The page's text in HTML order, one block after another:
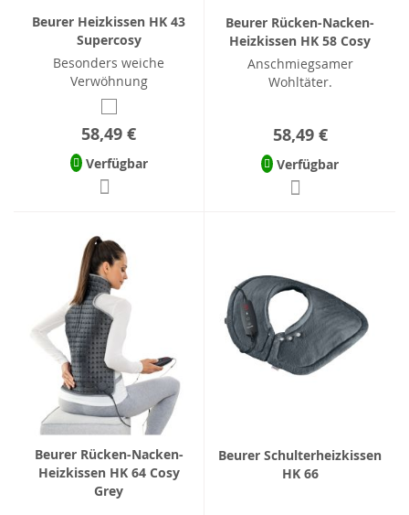
Beurer Heizkissen HK 43
Supercosy
Besonders weiche
Verwöhnung
58,49 €
Verfügbar
Beurer Rücken-Nacken-
Heizkissen HK 58 Cosy
Anschmiegsamer
Wohltäter.
58,49 €
Verfügbar
Beurer Rücken-Nacken-
Heizkissen HK 64 Cosy
Grey
Beurer Schulterheizkissen
HK 66